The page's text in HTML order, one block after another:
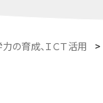
の育成、ＩＣＴ活用 >